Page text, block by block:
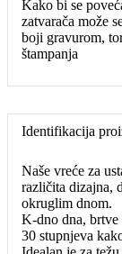
Kako bi se
zatvarača može
boji gravurom,
štampanja
Identifikacija
Naše vreće za
različita dizajna,
okruglim dnom.
K-dno dna, brtve
30 stupnjeva